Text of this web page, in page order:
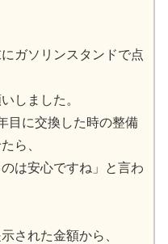
ガソリンスタンドで点
しました。
目に交換した時の整備
ら、
のは安心ですね」と言わ
された金額から、